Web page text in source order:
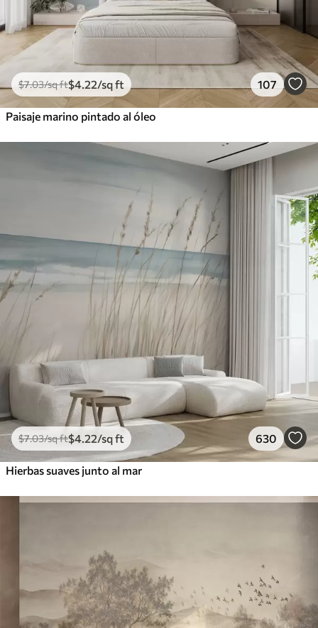
$7.03/sq ft$4 .22/sq ft 107
Paisaje marino pintado al óleo
$7.03/sq ft$4 .22/sq ft 630
Hierbas suaves junto al mar